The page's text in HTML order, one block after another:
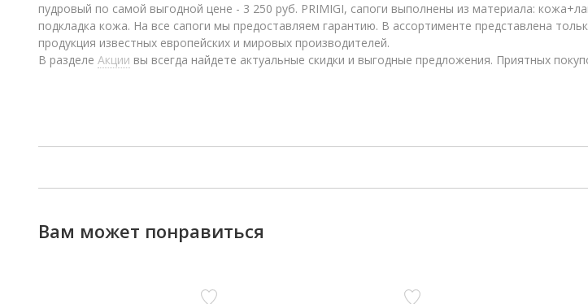
пудровый по самой выгодной цене - 3 250 руб. PRIMIGI, сапоги выполнены из материала:
подкладка кожа. На все сапоги мы предоставляем гарантию. В ассортименте представлена
продукция известных европейских и мировых производителей.
В разделе Акции вы всегда найдете актуальные скидки и выгодные предложения. Приятных
Вам может понравиться